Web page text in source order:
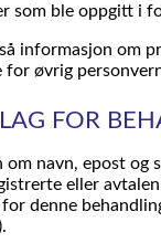
som ble oppgitt i
informasjon om
for øvrig
FOR
om navn, epost
eller
denne